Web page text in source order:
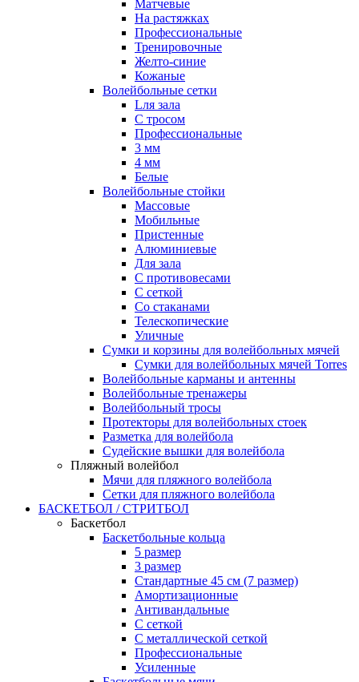
Матчевые
На растяжках
Профессиональные
Тренировочные
Желто-синие
Кожаные
Волейбольные сетки
Lля зала
C тросом
Профессиональные
3 мм
4 мм
Белые
Волейбольные стойки
Массовые
Мобильные
Пристенные
Алюминиевые
Для зала
С противовесами
С сеткой
Со стаканами
Телескопические
Уличные
Сумки и корзины для волейбольных мячей
Сумки для волейбольных мячей Torres
Волейбольные карманы и антенны
Волейбольные тренажеры
Волейбольный тросы
Протекторы для волейбольных стоек
Разметка для волейбола
Судейские вышки для волейбола
Пляжный волейбол
Мячи для пляжного волейбола
Сетки для пляжного волейбола
БАСКЕТБОЛ / СТРИТБОЛ
Баскетбол
Баскетбольные кольца
5 размер
3 размер
Стандартные 45 см (7 размер)
Амортизационные
Антивандальные
С сеткой
С металлической сеткой
Профессиональные
Усиленные